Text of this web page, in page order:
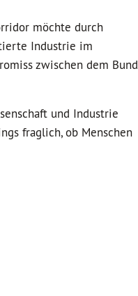
möchte durch
Industrie im
zwischen dem Bund
und Industrie
fraglich, ob Menschen